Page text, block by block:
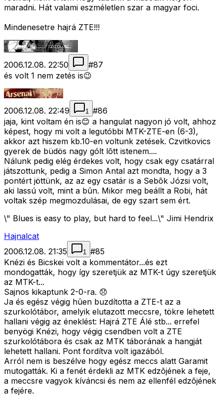
maradni. Hát valami eszméletlen szar a magyar foci.
Mindenesetre hajrá ZTE!!!
2006.12.08. 22:50 #87
és volt 1 nem zetés is😉
2006.12.08. 22:49 1 #86
jaja, kint voltam én is😊 a hangulat nagyon jó volt, ahhoz
képest, hogy mi volt a legutóbbi MTK-ZTE-en (6-3),
akkor azt hiszem kb.10-en voltunk zetések. Czvitkovics
gyerek de büdös nagy gólt lõtt istenem....
Nálunk pedig elég érdekes volt, hogy csak egy csatárral
játszottunk, pedig a Simon Antal azt mondta, hogy a 3
pontért jöttünk, az az egy csatár is a Sebõk Józsi volt,
aki lassú volt, mint a bûn. Mikor meg beállt a Robi, hát
voltak szép megmozdulásai, de egy szart sem ért.
\" Blues is easy to play, but hard to feel...\" Jimi Hendrix
Hajnalcat
2006.12.08. 21:35
1 #85
Knézi és Bicskei volt a kommentátor...és ezt
mondogatták, hogy így szeretjük az MTK-t úgy szeretjük
az MTK-t...
Sajnos kikaptunk 2-0-ra. 😞
Ja és egész végig hûen buzdította a ZTE-t az a
szurkolótábor, amelyik elutazott meccsre, tökre lehetett
hallani végig az éneklést: Hajrá ZTE Álé stb... errefel
benyögi Knézi, hogy végig csendben volt a ZTE
szurkolótábora és csak az MTK táborának a hangját
lehetett hallani. Pont fordítva volt igazából.
Arról nem is beszélve hogy egész meccs alatt Garamit
mutogatták. Ki a fenét érdekli az MTK edzõjének a feje,
a meccsre vagyok kíváncsi és nem az ellenfél edzõjének
a fejére.